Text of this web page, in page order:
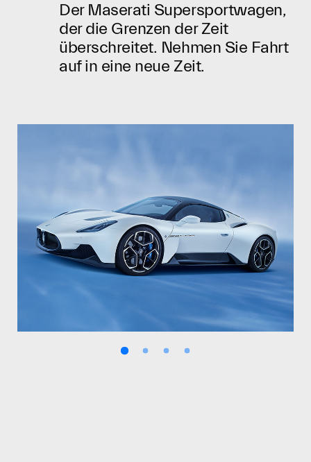
Der Maserati Supersportwagen,
der die Grenzen der Zeit
überschreitet. Nehmen Sie Fahrt
auf in eine neue Zeit.